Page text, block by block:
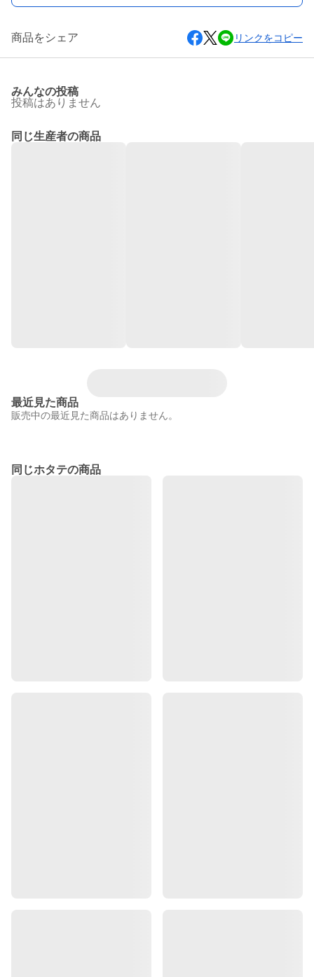
商品をシェア リンクをコピー
みんなの投稿
投稿はありません
同じ生産者の商品
最近見た商品
販売中の最近見た商品はありません。
同じホタテの商品